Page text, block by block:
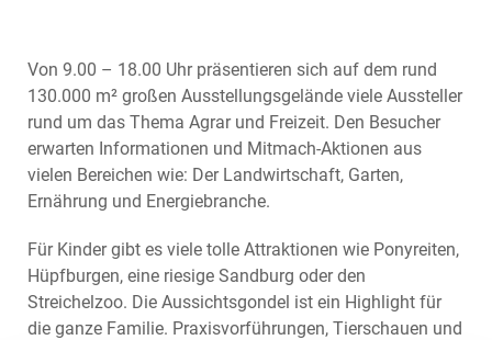
Von 9.00 – 18.00 Uhr präsentieren sich auf dem rund
130.000 m² großen Ausstellungsgelände viele Aussteller
rund um das Thema Agrar und Freizeit. Den Besucher
erwarten Informationen und Mitmach-Aktionen aus
vielen Bereichen wie: Der Landwirtschaft, Garten,
Ernährung und Energiebranche.
Für Kinder gibt es viele tolle Attraktionen wie Ponyreiten,
Hüpfburgen, eine riesige Sandburg oder den
Streichelzoo. Die Aussichtsgondel ist ein Highlight für
die ganze Familie. Praxisvorführungen, Tierschauen und